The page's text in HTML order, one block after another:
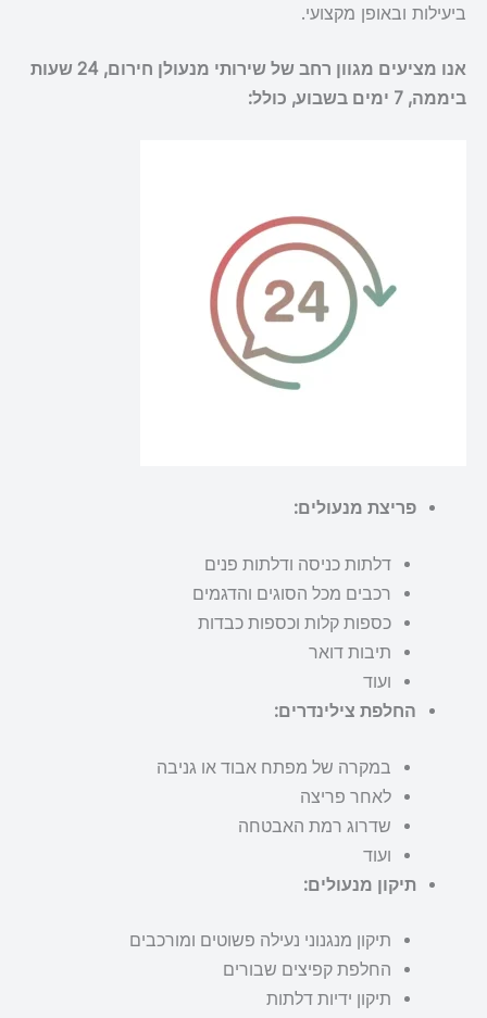
ביעילות ובאופן מקצועי.
אנו מציעים מגוון רחב של שירותי מנעולן חירום, 24 שעות
ביממה, 7 ימים בשבוע, כולל:
פריצת מנעולים:
דלתות כניסה ודלתות פנים
רכבים מכל הסוגים והדגמים
כספות קלות וכספות כבדות
תיבות דואר
ועוד
החלפת צילינדרים:
במקרה של מפתח אבוד או גניבה
לאחר פריצה
שדרוג רמת האבטחה
ועוד
תיקון מנעולים:
תיקון מנגנוני נעילה פשוטים ומורכבים
החלפת קפיצים שבורים
תיקון ידיות דלתות